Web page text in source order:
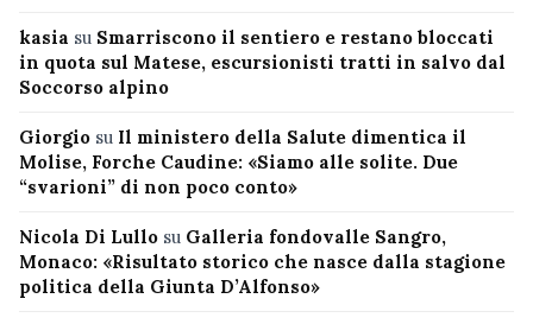
kasia su Smarriscono il sentiero e restano bloccati
in quota sul Matese, escursionisti tratti in salvo dal
Soccorso alpino
Giorgio su Il ministero della Salute dimentica il
Molise, Forche Caudine: «Siamo alle solite. Due
“svarioni” di non poco conto»
Nicola Di Lullo su Galleria fondovalle Sangro,
Monaco: «Risultato storico che nasce dalla stagione
politica della Giunta D’Alfonso»